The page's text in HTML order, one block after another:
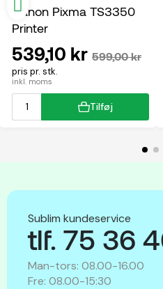
Canon Pixma TS3350
Printer
pris pr. stk.
inkl. moms
539,10 kr 599,00 kr
Tilføj
Sublim kundeservice
tlf. 75 36
Man-tors: 08.00-16.00
Fre: 08.00-15:30